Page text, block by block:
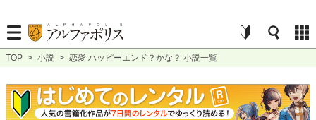
TOP > 小説 > 恋愛 ハッピーエンド？かな？ 小説一覧